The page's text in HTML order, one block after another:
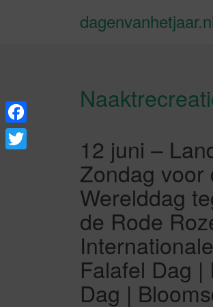
12 juni –
Zondag voor
Werelddag
de Rode
Falafel Dag |
Dag |
F